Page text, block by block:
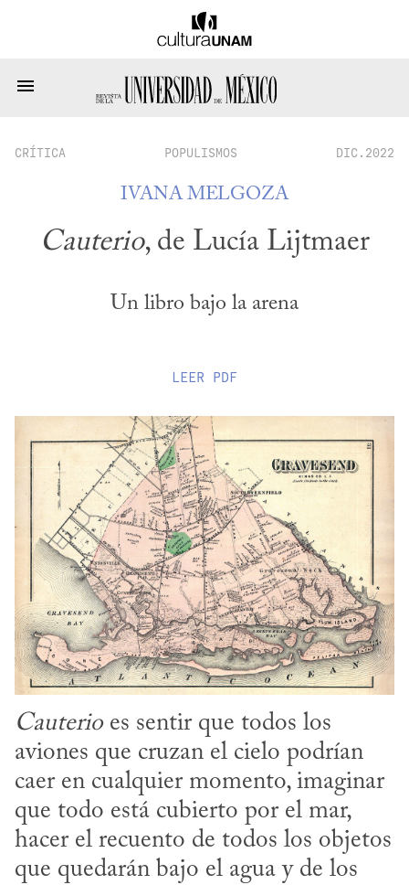
CRÍTICA POPULISMOS DIC.2022
IVANA MELGOZA
Cauterio, de Lucía Lijtmaer
Un libro bajo la arena
LEER PDF
Cauterio es sentir que todos los
aviones que cruzan el cielo podrían
caer en cualquier momento, imaginar
que todo está cubierto por el mar,
hacer el recuento de todos los objetos
que quedarán bajo el agua y de los